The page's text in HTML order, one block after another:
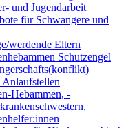
und Jugendarbeit
für Schwangere und
werdende Eltern
Schutzengel
Hebammen, -